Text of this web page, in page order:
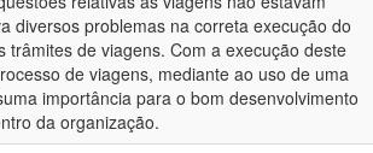
diversos problemas na correta execução do
de viagens. Com a execução deste
de viagens, mediante ao uso de uma
importância para o bom desenvolvimento
da organização.